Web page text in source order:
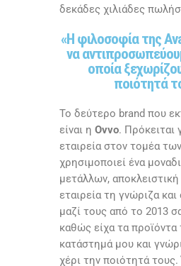
δεκάδες χιλιάδες
«Η φιλοσοφία της
να
οποία
ποιότητά
Το δεύτερο brand που
είναι η Ovvo. Πρόκειται
εταιρεία στον τομέα
χρησιμοποιεί ένα
μετάλλων,
εταιρεία τη γνώριζα
μαζί τους από το 2013
καθώς είχα τα προϊόντα
κατάστημά μου και
χέρι την ποιότητά